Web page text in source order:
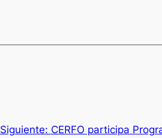
Siguiente: CERFO participa